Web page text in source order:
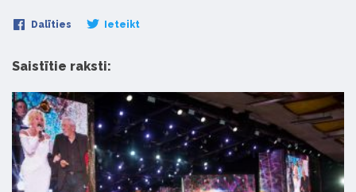
Dalīties Ieteikt
Saistītie raksti: